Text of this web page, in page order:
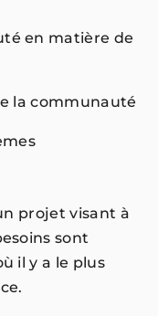
en matière de
la communauté
projet visant à
sont
il y a le plus